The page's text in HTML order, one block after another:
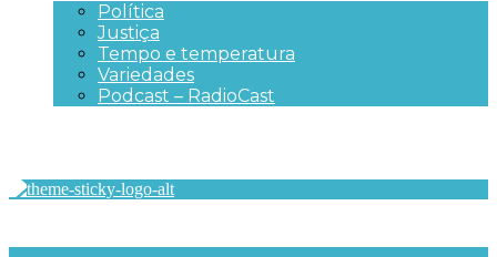
Política
Justiça
Tempo e temperatura
Variedades
Podcast – RadioCast